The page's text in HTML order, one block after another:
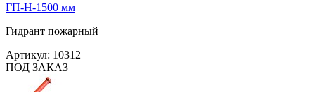
ГП-Н-1500 мм
Гидрант пожарный
Артикул: 10312
ПОД ЗАКАЗ